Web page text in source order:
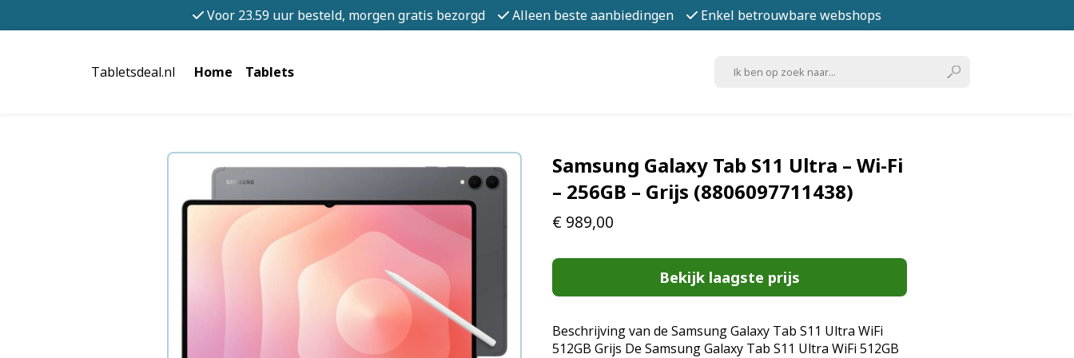
Voor 23.59 uur besteld, morgen gratis bezorgd Alleen beste aanbiedingen Enkel betrouwbare webshops
Tabletsdeal.nl Home Tablets
Samsung Galaxy Tab S11 Ultra – Wi-Fi
– 256GB – Grijs (8806097711438)
€ 989,00
Bekijk laagste prijs
Beschrijving van de Samsung Galaxy Tab S11 Ultra WiFi
512GB Grijs De Samsung Galaxy Tab S11 Ultra WiFi 512GB